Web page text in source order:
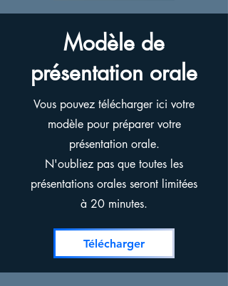
Modèle de
présentation orale
Vous pouvez télécharger ici votre
modèle pour préparer votre
présentation orale.
N'oubliez pas que toutes les
présentations orales seront limitées
à 20 minutes.
Télécharger